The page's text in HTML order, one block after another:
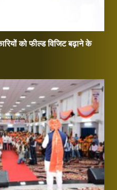
को फील्ड विजिट बढ़ाने के